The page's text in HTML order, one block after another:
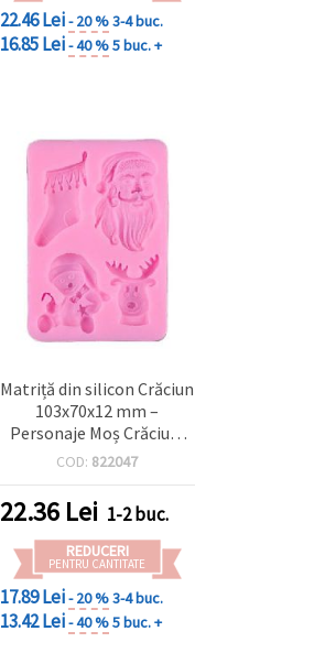
22.46 Lei- 20 %3-4 buc.
16.85 Lei- 40 %5 buc. +
Matriță din silicon Crăciun
103x70x12 mm –
Personaje Moș Crăciun,
Ren și Elf | Mulaj flexibil
lut polimeric, săpun și
ipsos
COD: 822047
22.36Lei 1-2 buc.
REDUCERI
PENTRU CANTITATE
17.89 Lei- 20 %3-4 buc.
13.42 Lei- 40 %5 buc. +